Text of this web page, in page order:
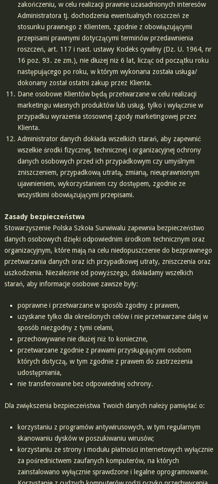
zakończeniu, w celu realizacji prawnie uzasadnionych interesów
Administratora tj. dochodzenia ewentualnych roszczeń ze
stosunku prawnego z Klientem, zgodnie z obowiązującymi
przepisami prawnymi dotyczącymi terminów przedawnienia
roszczeń, art. 117 i nast. ustawy Kodeks cywilny (Dz. U. 1964, nr
16 poz. 93. ze zm.), nie dłużej niż 6 lat, licząc od początku roku
następującego po roku, w którym wykonana została usługa/
dokonany został ostatni zakup przez Klienta.
Dane osobowe Klientów będą przetwarzane w celu realizacji
marketingu własnych produktów lub usług, tylko i wyłącznie w
przypadku wyrażenia stosownej zgody marketingowej przez
Klienta.
Administrator danych dokłada wszelkich starań, aby zapewnić
wszelkie środki fizycznej, technicznej i organizacyjnej ochrony
danych osobowych przed ich przypadkowym czy umyślnym
zniszczeniem, przypadkową utratą, zmianą, nieuprawnionym
ujawnieniem, wykorzystaniem czy dostępem, zgodnie ze
wszystkimi obowiązującymi przepisami.
Zasady bezpieczeństwa
Stowarzyszenie Polska Szkoła Surwiwalu zapewnia bezpieczeństwo
danych osobowych dzięki odpowiednim środkom technicznym oraz
organizacyjnym, które mają na celu niedopuszczenie do bezprawnego
przetwarzania danych oraz ich przypadkowej utraty, zniszczenia oraz
uszkodzenia. Niezależnie od powyższego, dokładamy wszelkich
starań, aby informacje osobowe zawsze były:
poprawne i przetwarzane w sposób zgodny z prawem,
uzyskane tylko dla określonych celów i nie przetwarzane dalej w
sposób niezgodny z tymi celami,
przechowywane nie dłużej niż to konieczne,
przetwarzane zgodnie z prawami przysługującymi osobom
których dotyczą, w tym zgodnie z prawem do zastrzeżenia
udostępniania,
nie transferowane bez odpowiedniej ochrony.
Dla zwiększenia bezpieczeństwa Twoich danych należy pamiętać o:
korzystaniu z programów antywirusowych, w tym regularnym
skanowaniu dysków w poszukiwaniu wirusów;
korzystaniu ze strony i modułu płatności internetowych wyłącznie
za pośrednictwem zaufanych komputerów, na których
zainstalowano wyłącznie sprawdzone i legalne oprogramowanie.